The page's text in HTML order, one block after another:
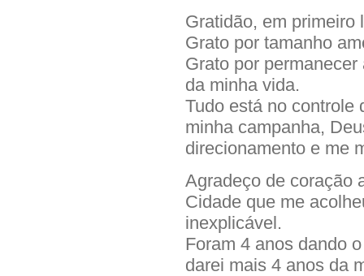
Gratidão, em primeiro
Grato por tamanho
Grato por
da minha vida.
Tudo está no controle
minha campanha,
direcionamento e me
Agradeço de coração
Cidade que me
inexplicável.
Foram 4 anos dando
darei mais 4 anos da